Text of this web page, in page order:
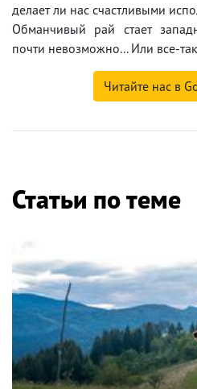
делает ли нас счастливыми
Обманчивый рай стает
почти невозможно... Или все-
Читайте нас в
Статьи по теме